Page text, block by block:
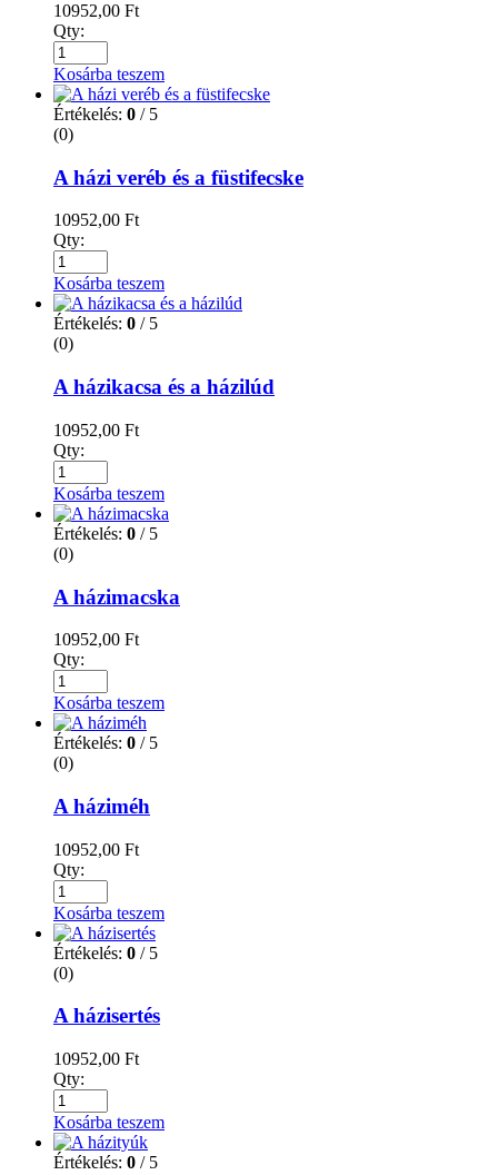
10952,00 Ft
Qty:
Kosárba teszem
Értékelés: 0 / 5
(0)
A házi veréb és a füstifecske
10952,00 Ft
Qty:
Kosárba teszem
Értékelés: 0 / 5
(0)
A házikacsa és a házilúd
10952,00 Ft
Qty:
Kosárba teszem
Értékelés: 0 / 5
(0)
A házimacska
10952,00 Ft
Qty:
Kosárba teszem
Értékelés: 0 / 5
(0)
A háziméh
10952,00 Ft
Qty:
Kosárba teszem
Értékelés: 0 / 5
(0)
A házisertés
10952,00 Ft
Qty:
Kosárba teszem
Értékelés: 0 / 5